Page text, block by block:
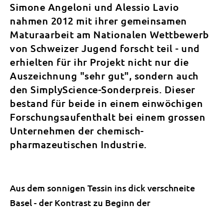
Simone Angeloni und Alessio Lavio
nahmen 2012 mit ihrer gemeinsamen
Maturaarbeit am Nationalen Wettbewerb
von Schweizer Jugend forscht teil - und
erhielten für ihr Projekt nicht nur die
Auszeichnung "sehr gut", sondern auch
den SimplyScience-Sonderpreis. Dieser
bestand für beide in einem einwöchigen
Forschungsaufenthalt bei einem grossen
Unternehmen der chemisch-
pharmazeutischen Industrie.
Aus dem sonnigen Tessin ins dick verschneite
Basel - der Kontrast zu Beginn der